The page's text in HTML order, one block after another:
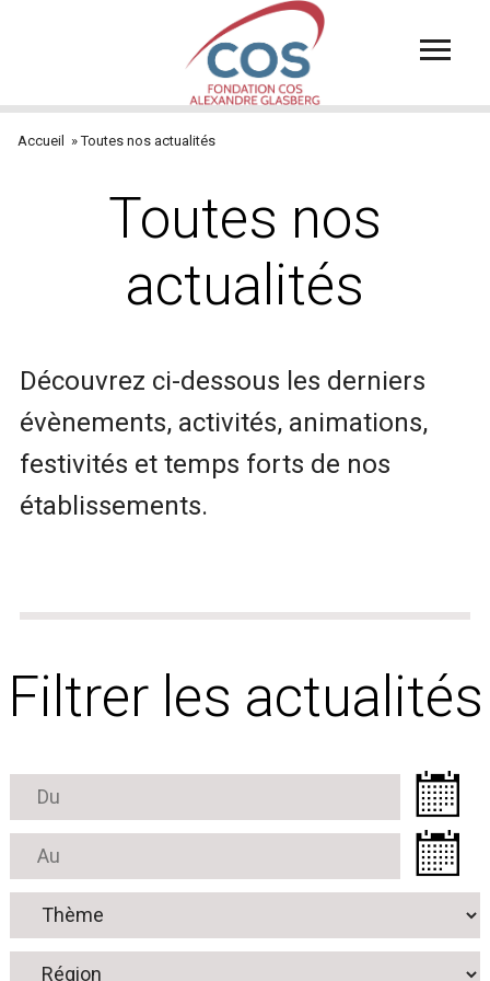
principal
d'Ariane
Accueil Toutes nos actualités
Toutes nos
actualités
Découvrez ci-dessous les derniers
évènements, activités, animations,
festivités et temps forts de nos
établissements.
Filtrer les actualités